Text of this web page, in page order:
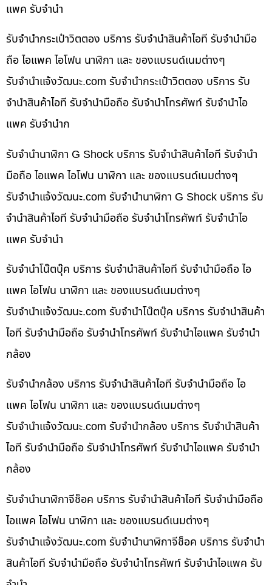
แพค รับจำนำ
รับจำนำกระเป๋าวิตตอง บริการ รับจำนำสินค้าไอที รับจำนำมือ
ถือ ไอแพค ไอโฟน นาฬิกา และ ของแบรนด์เนมต่างๆ
รับจํานําแจ้งวัฒนะ.com รับจำนำกระเป๋าวิตตอง บริการ รับ
จำนำสินค้าไอที รับจำนำมือถือ รับจำนำโทรศัพท์ รับจำนำไอ
แพค รับจำนำก
รับจำนำนาฬิกา G Shock บริการ รับจำนำสินค้าไอที รับจำนำ
มือถือ ไอแพค ไอโฟน นาฬิกา และ ของแบรนด์เนมต่างๆ
รับจํานําแจ้งวัฒนะ.com รับจำนำนาฬิกา G Shock บริการ รับ
จำนำสินค้าไอที รับจำนำมือถือ รับจำนำโทรศัพท์ รับจำนำไอ
แพค รับจำนำ
รับจำนำโน๊ตบุ๊ค บริการ รับจำนำสินค้าไอที รับจำนำมือถือ ไอ
แพค ไอโฟน นาฬิกา และ ของแบรนด์เนมต่างๆ
รับจํานําแจ้งวัฒนะ.com รับจำนำโน๊ตบุ๊ค บริการ รับจำนำสินค้า
ไอที รับจำนำมือถือ รับจำนำโทรศัพท์ รับจำนำไอแพค รับจำนำ
กล้อง
รับจำนำกล้อง บริการ รับจำนำสินค้าไอที รับจำนำมือถือ ไอ
แพค ไอโฟน นาฬิกา และ ของแบรนด์เนมต่างๆ
รับจํานําแจ้งวัฒนะ.com รับจำนำกล้อง บริการ รับจำนำสินค้า
ไอที รับจำนำมือถือ รับจำนำโทรศัพท์ รับจำนำไอแพค รับจำนำ
กล้อง
รับจำนำนาฬิกาจีช็อค บริการ รับจำนำสินค้าไอที รับจำนำมือถือ
ไอแพค ไอโฟน นาฬิกา และ ของแบรนด์เนมต่างๆ
รับจํานําแจ้งวัฒนะ.com รับจำนำนาฬิกาจีช็อค บริการ รับจำนำ
สินค้าไอที รับจำนำมือถือ รับจำนำโทรศัพท์ รับจำนำไอแพค รับ